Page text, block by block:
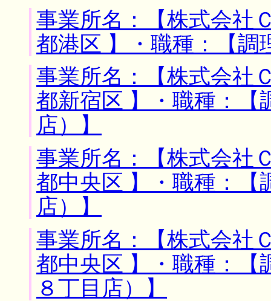
事業所名：【株式会社
都港区 】・職種：【調
事業所名：【株式会社
都新宿区 】・職種：
店）】
事業所名：【株式会社
都中央区 】・職種：
店）】
事業所名：【株式会社
都中央区 】・職種：
８丁目店）】